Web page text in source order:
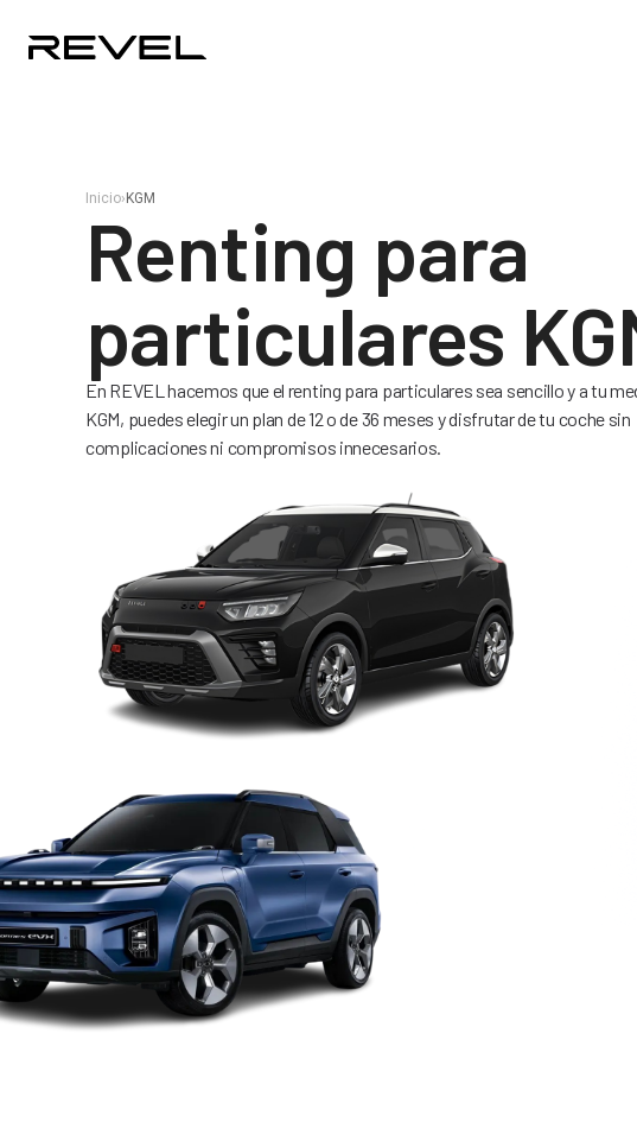
Inicio› KGM
Renting para
particulares
En REVEL hacemos que el renting para particulares sea sencillo y a tu
KGM, puedes elegir un plan de 12 o de 36 meses y disfrutar de tu coche sin
complicaciones ni compromisos innecesarios.